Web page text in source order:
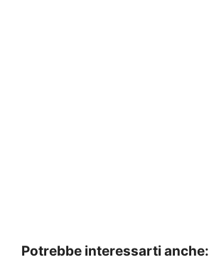
Potrebbe interessarti anche: